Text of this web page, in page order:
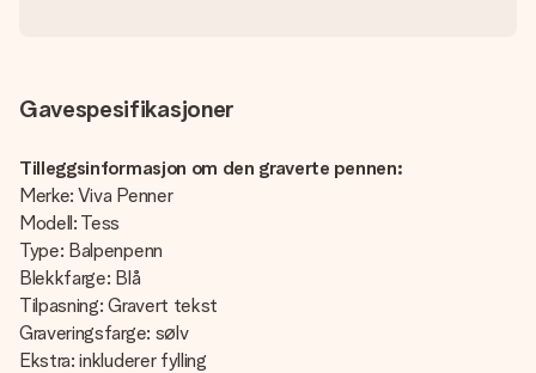
Gavespesifikasjoner
Tilleggsinformasjon om den graverte pennen:
Merke: Viva Penner
Modell: Tess
Type: Balpenpenn
Blekkfarge: Blå
Tilpasning: Gravert tekst
Graveringsfarge: sølv
Ekstra: inkluderer fylling